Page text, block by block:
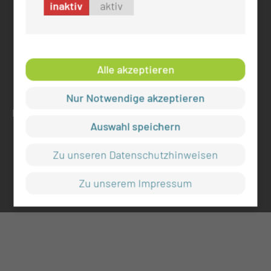
Thiemstr. 111
03048 Cottbus
RECHTLICHES
Datenschutz
inaktiv aktiv
Alle akzeptieren
Nur Notwendige akzeptieren
Auswahl speichern
Zu unseren Datenschutzhinweisen
Zu unserem Impressum